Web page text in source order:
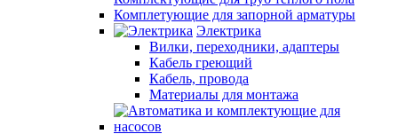
Комплетующие для запорной арматуры
Электрика
Вилки, переходники, адаптеры
Кабель греющий
Кабель, провода
Материалы для монтажа